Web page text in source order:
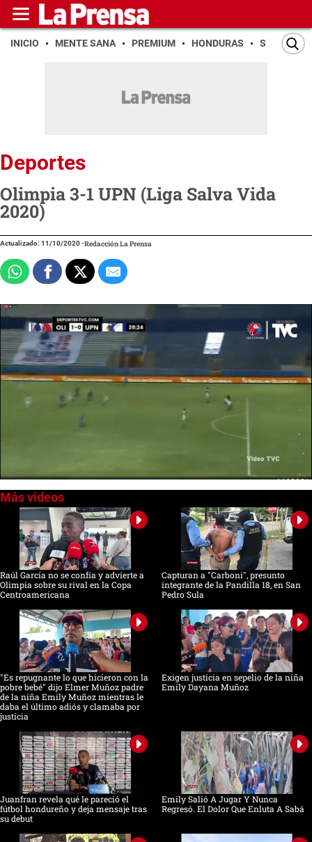
INICIO MENTE SANA PREMIUM HONDURAS SAN PEDRO
Deportes
Olimpia 3-1 UPN (Liga Salva Vida
2020)
Actualizado: 11/10/2020-Redacción La Prensa
of
seconds
Raúl García no se confía y advierte a
Olimpia sobre su rival en la Copa
Centroamericana
Capturan a "Carboni", presunto
integrante de la Pandilla 18, en San
Pedro Sula
"Es repugnante lo que hicieron con la
pobre bebé" dijo Elmer Muñoz padre
de la niña Emily Muñoz mientras le
daba el último adiós y clamaba por
justicia
Exigen justicia en sepelio de la niña
Emily Dayana Muñoz
Juanfran revela qué le pareció el
fútbol hondureño y deja mensaje tras
su debut
Emily Salió A Jugar Y Nunca
Regresó. El Dolor Que Enluta A Sabá